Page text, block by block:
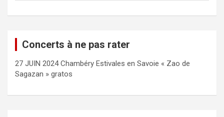
Concerts à ne pas rater
27 JUIN 2024 Chambéry Estivales en Savoie « Zao de
Sagazan » gratos